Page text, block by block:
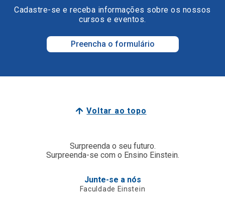
Cadastre-se e receba informações sobre os nossos
cursos e eventos.
Preencha o formulário
Voltar ao topo
Surpreenda o seu futuro.
Surpreenda-se com o Ensino Einstein.
Junte-se a nós
Faculdade Einstein